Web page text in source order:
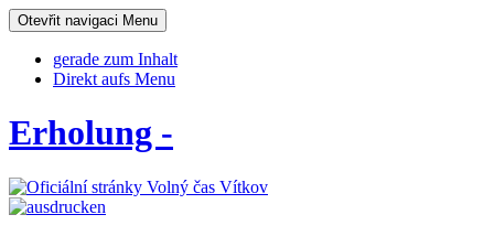
Otevřit navigaci Menu
gerade zum Inhalt
Direkt aufs Menu
Erholung -